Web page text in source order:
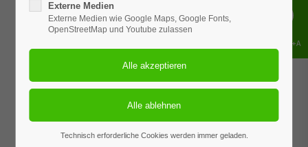
Dienstag 17.00 - 19.00 Uhr
Unterrichtszeiten Bispingen
Dienstag 19.00 - 20.30 Uhr
Externe Medien
Externe Medien wie Google Maps, Google Fonts,
OpenStreetMap und Youtube zulassen
Technisch erforderliche Cookies werden immer geladen.
Shift+Alt+A